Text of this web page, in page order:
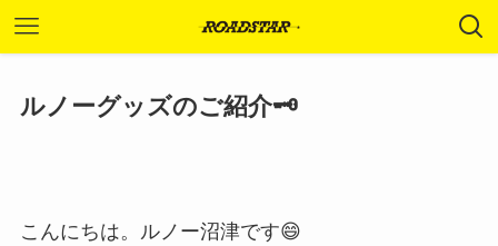
ルノーグッズのご紹介🗝️
こんにちは。ルノー沼津です😄